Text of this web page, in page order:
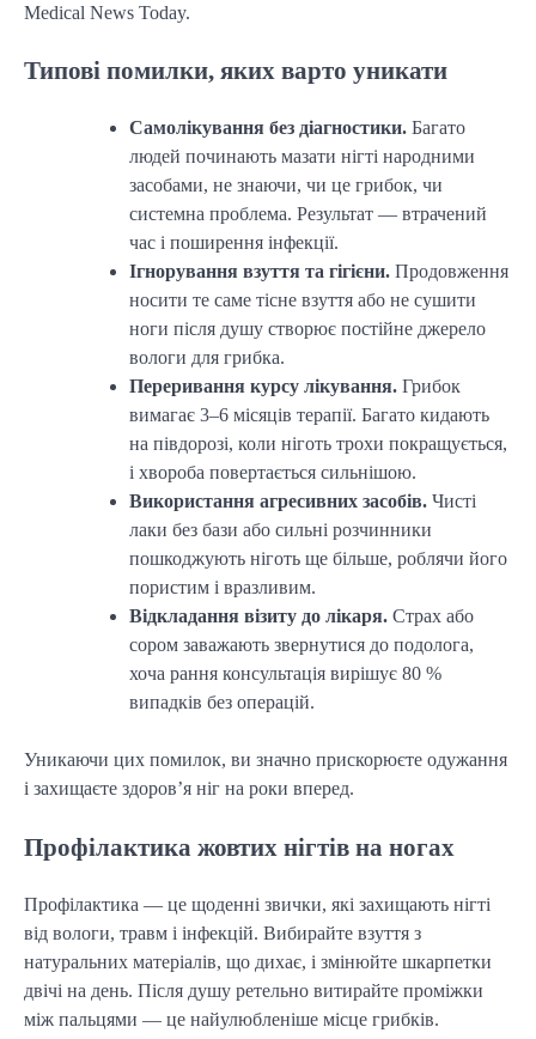
Medical News Today.
Типові помилки, яких варто уникати
Самолікування без діагностики. Багато
людей починають мазати нігті народними
засобами, не знаючи, чи це грибок, чи
системна проблема. Результат — втрачений
час і поширення інфекції.
Ігнорування взуття та гігієни. Продовження
носити те саме тісне взуття або не сушити
ноги після душу створює постійне джерело
вологи для грибка.
Переривання курсу лікування. Грибок
вимагає 3–6 місяців терапії. Багато кидають
на півдорозі, коли ніготь трохи покращується,
і хвороба повертається сильнішою.
Використання агресивних засобів. Чисті
лаки без бази або сильні розчинники
пошкоджують ніготь ще більше, роблячи його
пористим і вразливим.
Відкладання візиту до лікаря. Страх або
сором заважають звернутися до подолога,
хоча рання консультація вирішує 80 %
випадків без операцій.
Уникаючи цих помилок, ви значно прискорюєте одужання
і захищаєте здоров’я ніг на роки вперед.
Профілактика жовтих нігтів на ногах
Профілактика — це щоденні звички, які захищають нігті
від вологи, травм і інфекцій. Вибирайте взуття з
натуральних матеріалів, що дихає, і змінюйте шкарпетки
двічі на день. Після душу ретельно витирайте проміжки
між пальцями — це найулюбленіше місце грибків.